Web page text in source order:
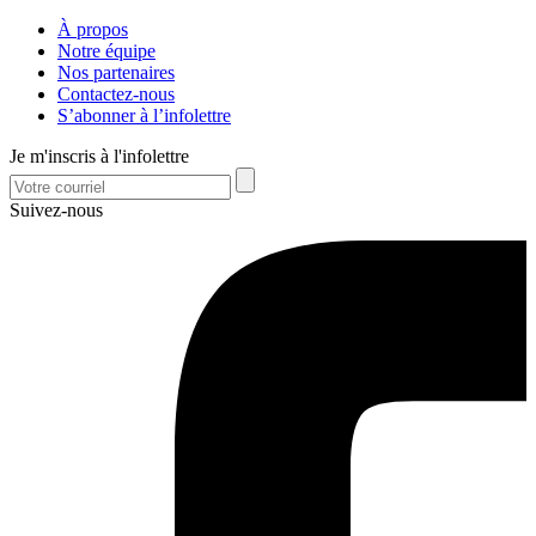
À propos
Notre équipe
Nos partenaires
Contactez-nous
S’abonner à l’infolettre
Je m'inscris à l'infolettre
Suivez-nous